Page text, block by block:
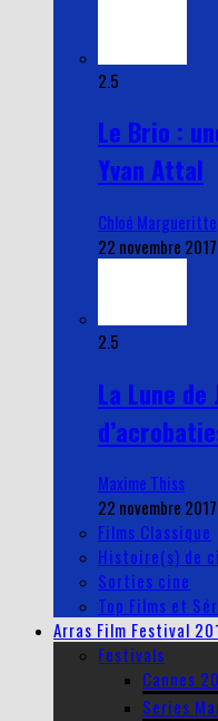
2.5
Le Brio :
Yvan Attal
Chloé Margueritte
22 novembre 2017
2.5
La Lune
Maxime Thiss
22 novembre 2017
Films Classique
Histoire(s) de
Sorties cine
Top Films et
Arras Film Festival
Festivals
Cannes
Series